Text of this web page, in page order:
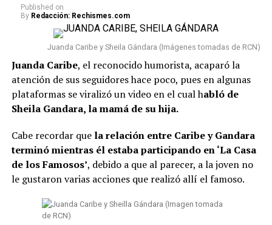
atención desde el momento en que fue condenada.
Lee también: “¿Qué le pasó en la cara?”:
Seguidores ante una nueva foto que se conoció de
Epa Colombia desde prisión
Conviene señalar queEpa Colombia no ha sido la
única que se vio involucrada en esta situación.Según
la información conocida, fueron en total 103 presos los
que fueron trasladados a diferentes prisiones. Además,
El Tiempo reveló que, entre estos, se encuentran
algunos “capos” que participaron en el denominado
‘tarimazo’ de Medellín.
#ATENTOS. Momento en el
Published on
By Redacción: Rechismes.com
Juanda Caribe y Sheila Gándara (Imágenes tomadas de RCN)
Juanda Caribe, el reconocido humorista, acaparó la
atención de sus seguidores hace poco, pues en algunas
plataformas se viralizó un video en el cual habló de
Sheila Gandara, la mamá de su hija.
Cabe recordar que la relación entre Caribe y Gandara
terminó mientras él estaba participando en ‘La Casa
de los Famosos’, debido a que al parecer, a la joven no
le gustaron varias acciones que realizó allí el famoso.